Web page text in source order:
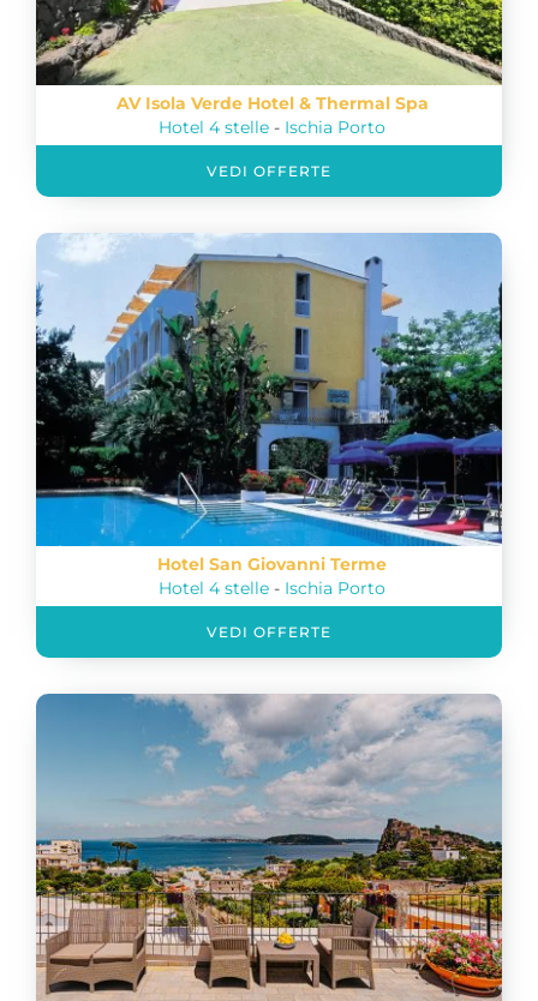
AV Isola Verde Hotel & Thermal Spa
Hotel 4 stelle - Ischia Porto
VEDI OFFERTE
Hotel San Giovanni Terme
Hotel 4 stelle - Ischia Porto
VEDI OFFERTE